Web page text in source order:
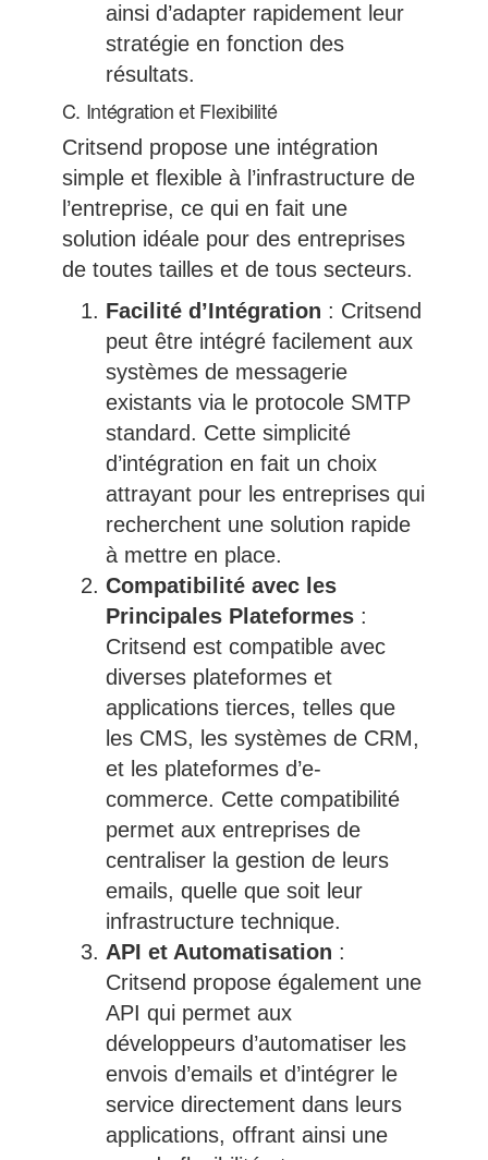
ainsi d’adapter rapidement leur
stratégie en fonction des
résultats.
C. Intégration et Flexibilité
Critsend propose une intégration
simple et flexible à l’infrastructure de
l’entreprise, ce qui en fait une
solution idéale pour des entreprises
de toutes tailles et de tous secteurs.
Facilité d’Intégration : Critsend
peut être intégré facilement aux
systèmes de messagerie
existants via le protocole SMTP
standard. Cette simplicité
d’intégration en fait un choix
attrayant pour les entreprises qui
recherchent une solution rapide
à mettre en place.
Compatibilité avec les
Principales Plateformes:
Critsend est compatible avec
diverses plateformes et
applications tierces, telles que
les CMS, les systèmes de CRM,
et les plateformes d’e-
commerce. Cette compatibilité
permet aux entreprises de
centraliser la gestion de leurs
emails, quelle que soit leur
infrastructure technique.
API et Automatisation :
Critsend propose également une
API qui permet aux
développeurs d’automatiser les
envois d’emails et d’intégrer le
service directement dans leurs
applications, offrant ainsi une